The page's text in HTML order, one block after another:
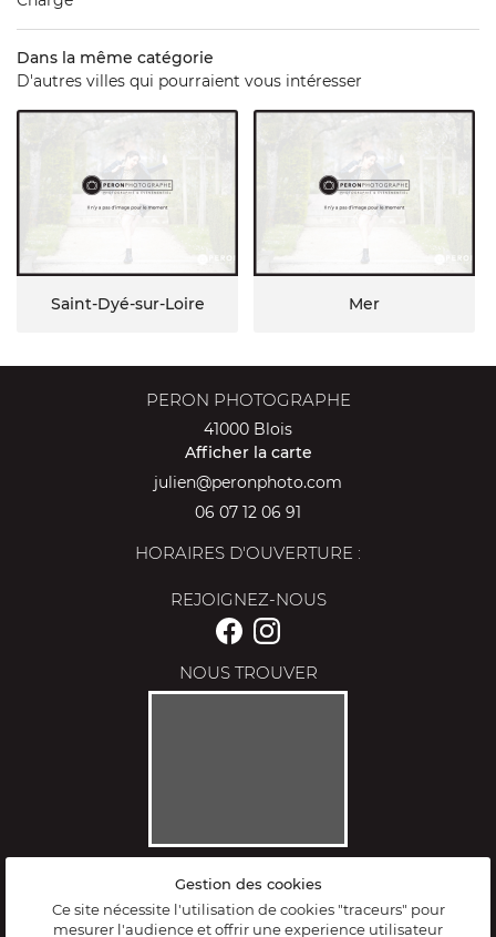
Dans la même catégorie
D'autres villes qui pourraient vous intéresser
Saint-Dyé-sur-Loire Mer
PERON PHOTOGRAPHE
41000 Blois
Afficher la carte
06 07 12 06 91
HORAIRES D'OUVERTURE :
REJOIGNEZ-NOUS
NOUS TROUVER
Mentions Légales
Conditions générales d'utilisation
Politique de confidentialité
Gestion des cookies
Ce site nécessite l'utilisation de cookies "traceurs" pour
mesurer l'audience et offrir une experience utilisateur